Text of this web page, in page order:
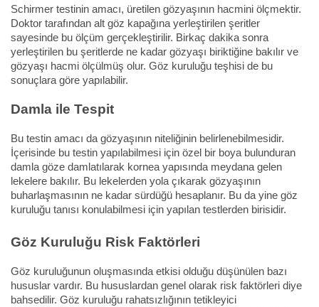
Schirmer testinin amacı, üretilen gözyaşının hacmini ölçmektir.
Doktor tarafından alt göz kapağına yerleştirilen şeritler
sayesinde bu ölçüm gerçekleştirilir. Birkaç dakika sonra
yerleştirilen bu şeritlerde ne kadar gözyaşı biriktiğine bakılır ve
gözyaşı hacmi ölçülmüş olur. Göz kuruluğu teşhisi de bu
sonuçlara göre yapılabilir.
Damla ile Tespit
Bu testin amacı da gözyaşının niteliğinin belirlenebilmesidir.
İçerisinde bu testin yapılabilmesi için özel bir boya bulunduran
damla göze damlatılarak kornea yapısında meydana gelen
lekelere bakılır. Bu lekelerden yola çıkarak gözyaşının
buharlaşmasının ne kadar sürdüğü hesaplanır. Bu da yine göz
kuruluğu tanısı konulabilmesi için yapılan testlerden birisidir.
Göz Kuruluğu Risk Faktörleri
Göz kuruluğunun oluşmasında etkisi olduğu düşünülen bazı
hususlar vardır. Bu hususlardan genel olarak risk faktörleri diye
bahsedilir. Göz kuruluğu rahatsızlığının tetikleyici